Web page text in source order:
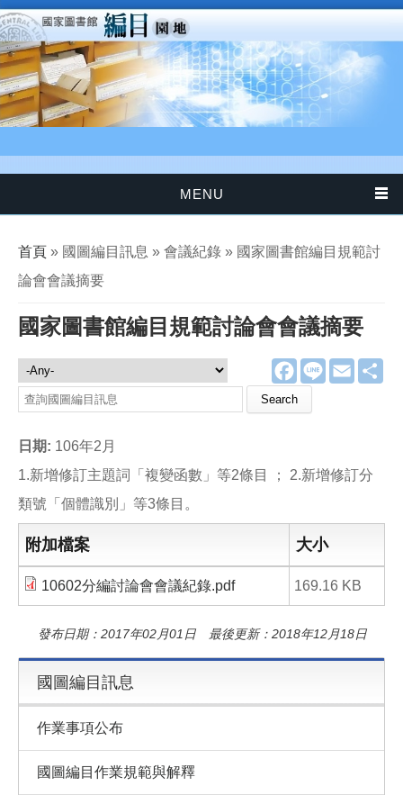
移至主內容
MENU
您在這裡
首頁 » 國圖編目訊息 » 會議紀錄 » 國家圖書館編目規範討
論會會議摘要
國家圖書館編目規範討論會會議摘要
F
a
e
k
L
E
m
國圖編目訊息
Search this site
日期: 106年2月
1.新增修訂主題詞「複變函數」等2條目 ； 2.新增修訂分
類號「個體識別」等3條目。
附加檔案 大小
10602分編討論會會議紀錄.pdf 169.16 KB
發布日期：2017年02月01日 最後更新：2018年12月18日
國圖編目訊息
作業事項公布
國圖編目作業規範與解釋